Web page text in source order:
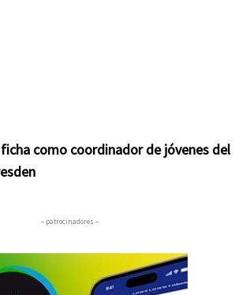
como coordinador de jóvenes del
– patrocinadores –